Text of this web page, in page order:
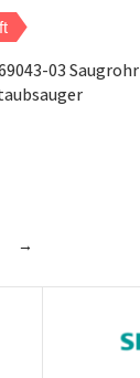
03 Saugrohr
→